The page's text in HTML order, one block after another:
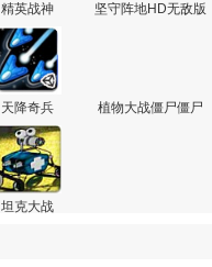
精英战神 坚守阵地HD无敌版
天降奇兵
植物大战僵尸僵尸
坦克大战